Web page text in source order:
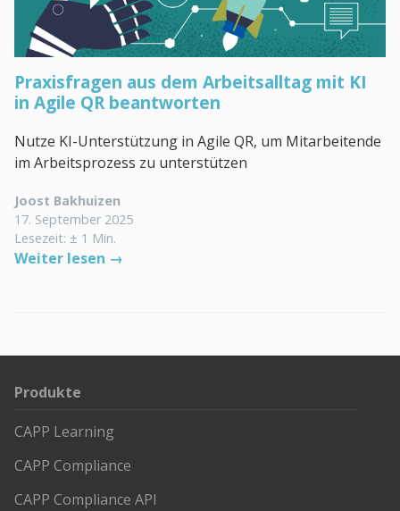
Praxisfragen aus dem Arbeitsalltag mit KI
in Agile QR beantworten
Nutze KI-Unterstützung in Agile QR, um Mitarbeitende
im Arbeitsprozess zu unterstützen
Joost Bakhuizen
17. September 2025
Lesezeit: ± 1 Min.
Weiter lesen →
Produkte
CAPP Learning
CAPP Compliance
CAPP Compliance API